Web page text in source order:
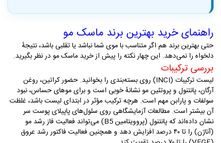
راهنمای خرید بهترین برند ماسک مو
حتی بهترین برند هم اگر متناسب با موی شما نباشد یا تقلبی باشد، نتیجهٔ
دلخواه را نمی‌دهد. این چهار نکته را پیش از خرید ماسک مو در نظر بگیرید.
بررسی ترکیبات
لیست ترکیبات (INCI) روی بسته‌بندی را بخوانید. حضور کراتین، روغن
آرگان، پانتنول و پروتئین مو نشانهٔ خوبی است و برای موهای حساس، نبود
سولفات و پارابن مهم است. هرچه ترکیب مؤثر در ابتدای لیست باشد، غلظت
آن بیشتر است. مطالعات آزمایشگاهی روی سلول‌های پاپیلای پوست سر
نشان داده‌اند که پانتنول (پروویتامین B5) می‌تواند فعالیت فاز رشد مو
(آناژن) را تا ۴۰ درصد افزایش دهد و همچنین فعالیت فاکتور رشد عروق